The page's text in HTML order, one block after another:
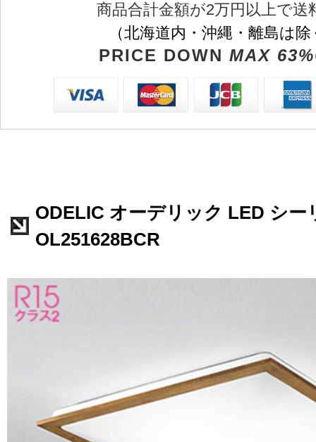
商品合計金額が2万円以上で送
（北海道内・沖縄・離島は
PRICE DOWN MAX
ODELIC オーデリック LED シー
OL251628BCR